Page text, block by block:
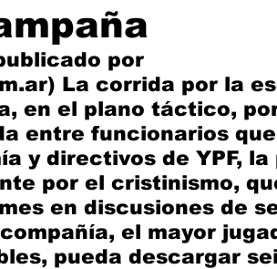
por
La corrida por la
en el plano táctico,
entre funcionarios
y directivos de YPF,
por el cristinismo,
en discusiones de
el mayor
pueda descargar